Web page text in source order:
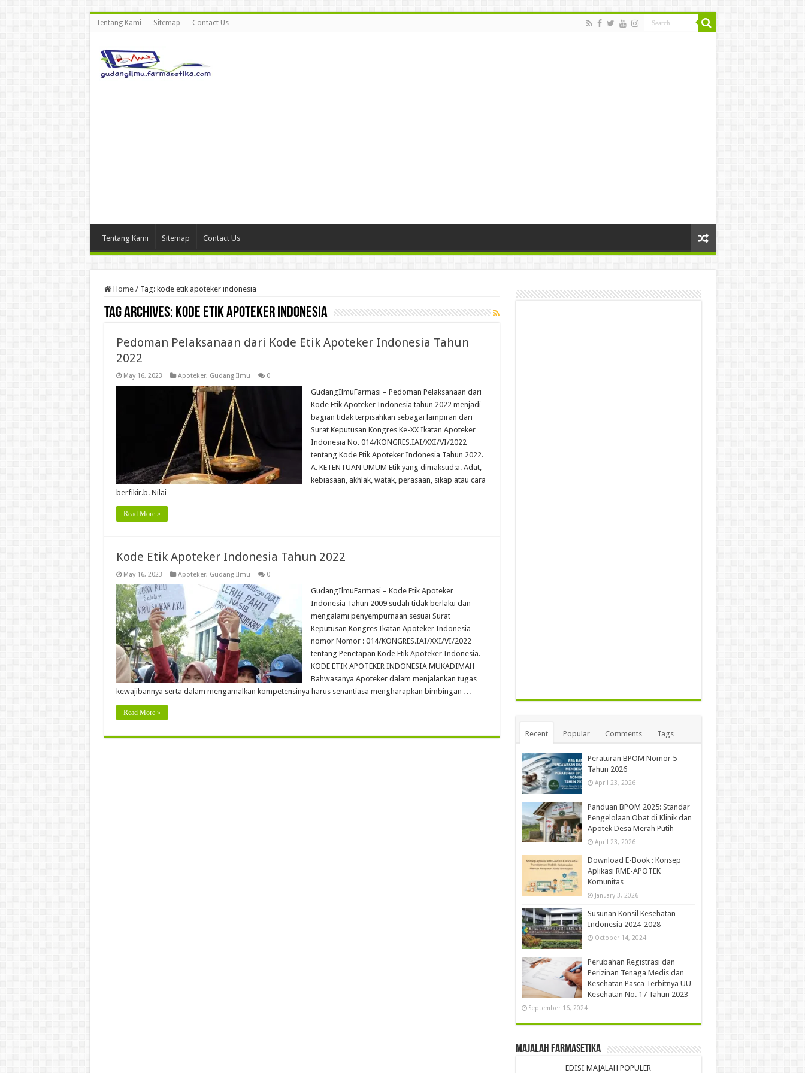
Tentang Kami Sitemap Contact Us
Tentang Kami Sitemap Contact Us
Home / Tag: kode etik apoteker indonesia
Tag Archives: kode etik apoteker indonesia
Pedoman Pelaksanaan dari Kode Etik Apoteker Indonesia Tahun
2022
May 16, 2023 Apoteker, Gudang Ilmu 0
GudangIlmuFarmasi – Pedoman Pelaksanaan dari
Kode Etik Apoteker Indonesia tahun 2022 menjadi
bagian tidak terpisahkan sebagai lampiran dari
Surat Keputusan Kongres Ke-XX Ikatan Apoteker
Indonesia No. 014/KONGRES.IAI/XXI/VI/2022
tentang Kode Etik Apoteker Indonesia Tahun 2022.
A. KETENTUAN UMUM Etik yang dimaksud:a. Adat,
kebiasaan, akhlak, watak, perasaan, sikap atau cara
berfikir.b. Nilai …
Read More »
Kode Etik Apoteker Indonesia Tahun 2022
May 16, 2023 Apoteker, Gudang Ilmu 0
GudangIlmuFarmasi – Kode Etik Apoteker
Indonesia Tahun 2009 sudah tidak berlaku dan
mengalami penyempurnaan sesuai Surat
Keputusan Kongres Ikatan Apoteker Indonesia
nomor Nomor : 014/KONGRES.IAI/XXI/VI/2022
tentang Penetapan Kode Etik Apoteker Indonesia.
KODE ETIK APOTEKER INDONESIA MUKADIMAH
Bahwasanya Apoteker dalam menjalankan tugas
kewajibannya serta dalam mengamalkan kompetensinya harus senantiasa mengharapkan bimbingan …
Read More »
Recent Popular Comments Tags
Peraturan BPOM Nomor 5
Tahun 2026
April 23, 2026
Panduan BPOM 2025: Standar
Pengelolaan Obat di Klinik dan
Apotek Desa Merah Putih
April 23, 2026
Download E-Book : Konsep
Aplikasi RME-APOTEK
Komunitas
January 3, 2026
Susunan Konsil Kesehatan
Indonesia 2024-2028
October 14, 2024
Perubahan Registrasi dan
Perizinan Tenaga Medis dan
Kesehatan Pasca Terbitnya UU
Kesehatan No. 17 Tahun 2023
September 16, 2024
Majalah Farmasetika
EDISI MAJALAH POPULER